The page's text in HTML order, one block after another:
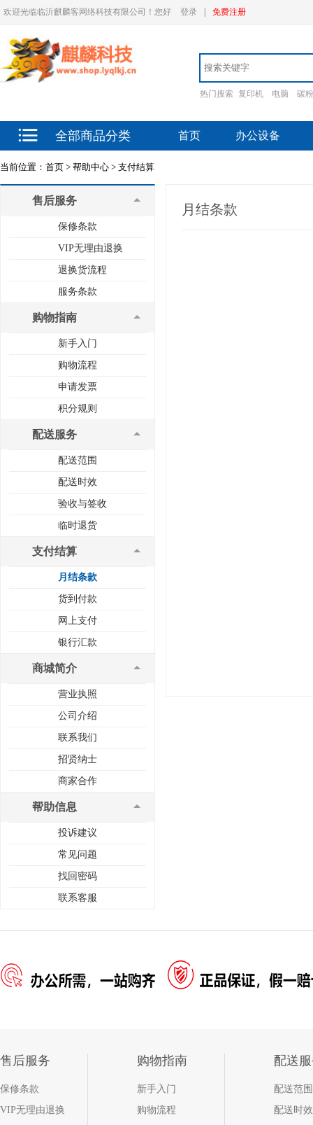
欢迎光临临沂麒麟客网络科技有限公司！您好 登录 免费注册
热门搜索 复印机 电脑 碳粉
全部商品分类 首页 办公设备
当前位置： 首页 > 帮助中心 > 支付结算
售后服务
保修条款
VIP无理由退换
退换货流程
服务条款
购物指南
新手入门
购物流程
申请发票
积分规则
配送服务
配送范围
配送时效
验收与签收
临时退货
支付结算
月结条款
货到付款
网上支付
银行汇款
商城简介
营业执照
公司介绍
联系我们
招贤纳士
商家合作
帮助信息
投诉建议
常见问题
找回密码
联系客服
月结条款
售后服务
保修条款
VIP无理由退换
购物指南
新手入门
购物流程
配送
配送范围
配送时效